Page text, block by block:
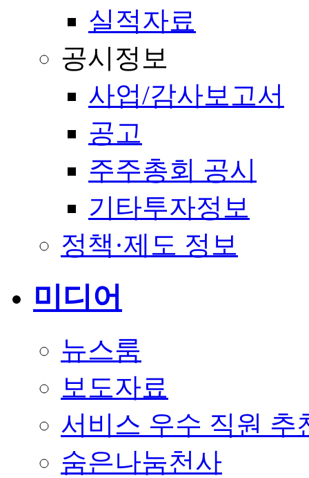
실적자료
공시정보
사업/감사보고서
공고
주주총회 공시
기타투자정보
정책·제도 정보
미디어
뉴스룸
보도자료
서비스 우수 직원 추
숨은나눔천사